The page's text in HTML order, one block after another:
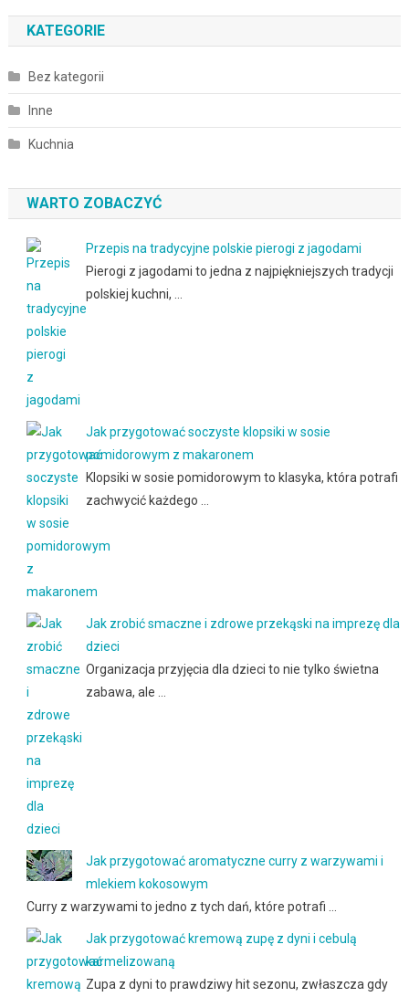
KATEGORIE
Bez kategorii
Inne
Kuchnia
WARTO ZOBACZYĆ
Przepis na tradycyjne polskie pierogi z jagodami
Pierogi z jagodami to jedna z najpiękniejszych tradycji
polskiej kuchni, …
Jak przygotować soczyste klopsiki w sosie
pomidorowym z makaronem
Klopsiki w sosie pomidorowym to klasyka, która potrafi
zachwycić każdego …
Jak zrobić smaczne i zdrowe przekąski na imprezę dla
dzieci
Organizacja przyjęcia dla dzieci to nie tylko świetna
zabawa, ale …
Jak przygotować aromatyczne curry z warzywami i
mlekiem kokosowym
Curry z warzywami to jedno z tych dań, które potrafi …
Jak przygotować kremową zupę z dyni i cebulą
karmelizowaną
Zupa z dyni to prawdziwy hit sezonu, zwłaszcza gdy